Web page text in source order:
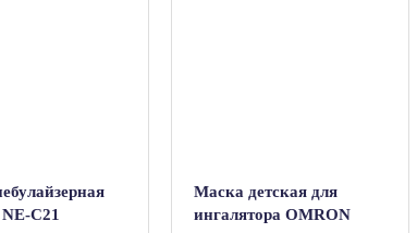
C21
Маска детская для
ингалятора OMRON